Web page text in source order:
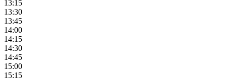
13:15
13:30
13:45
14:00
14:15
14:30
14:45
15:00
15:15